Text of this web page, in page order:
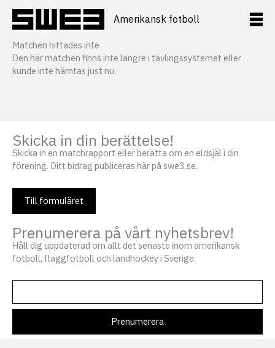
innehåll
Amerikansk fotboll
Matchen hittades inte
Den här matchen finns inte längre i tävlingssystemet eller
kunde inte hämtas just nu.
Skicka in din berättelse!
Skicka in en matchrapport eller berätta om en eldsjäl i din
förening. Ditt bidrag publiceras här på swe3.se.
Till formuläret
Prenumerera på vårt nyhetsbrev!
Håll dig uppdaterad om allt det senaste inom amerikansk
fotboll, flaggfotboll och landhockey i Sverige.